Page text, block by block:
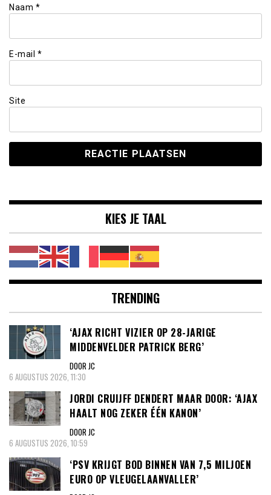
Naam *
E-mail *
Site
KIES JE TAAL
TRENDING
‘AJAX RICHT VIZIER OP 28-JARIGE
MIDDENVELDER PATRICK BERG’
DOOR JC
6 AUGUSTUS 2026, 11:30
JORDI CRUIJFF DENDERT MAAR DOOR: ‘AJAX
HAALT NOG ZEKER ÉÉN KANON’
DOOR JC
6 AUGUSTUS 2026, 10:59
‘PSV KRIJGT BOD BINNEN VAN 7,5 MILJOEN
EURO OP VLEUGELAANVALLER’